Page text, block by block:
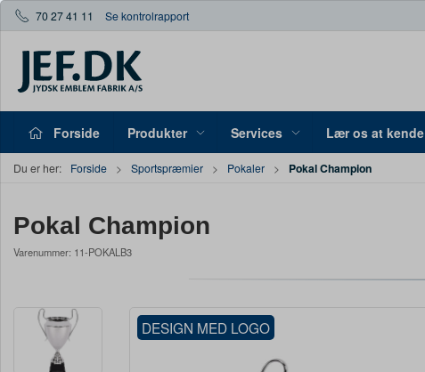
70 27 41 11 Se kontrolrapport
Forside Produkter Services Lær os at kende
Du er her: Forside Sportspræmier Pokaler Pokal Champion
Pokal Champion
Varenummer: 11-POKALB3
DESIGN MED LOGO